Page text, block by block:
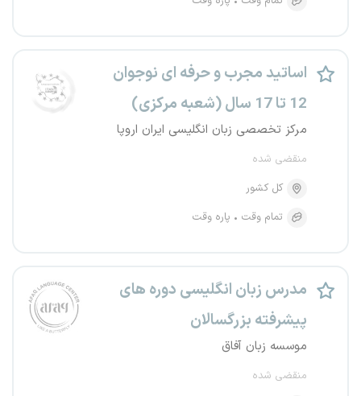
اساتید مجرب و حرفه ای نوجوان
12 تا 17 سال (شعبه مرکزی)
مرکز تخصصی زبان انگلیسی ایران اروپا
منقضی شده
کل کشور
تمام وقت
پاره وقت
مدرس زبان انگلیسی دوره های
پیشرفته بزرگسالان
موسسه زبان آفاق
منقضی شده